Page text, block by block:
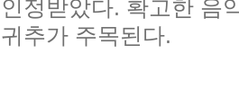
인정받았다. 확고한 음
귀추가 주목된다.